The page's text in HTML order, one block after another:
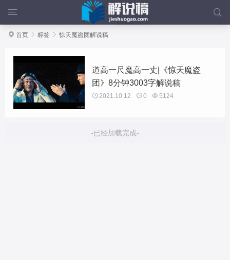
 
 首页  标签  惊天魔盗团解说稿
道高一尺魔高一丈|《惊天魔盗
团》8分钟3003字解说稿
2021.10.12 0 5124
-已经加载完成-